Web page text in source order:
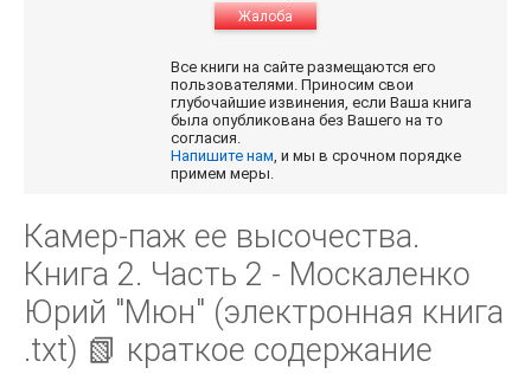
Жалоба
Все книги на сайте размещаются его
пользователями. Приносим свои
глубочайшие извинения, если Ваша книга
была опубликована без Вашего на то
согласия.
Напишите нам, и мы в срочном порядке
примем меры.
Камер-паж ее высочества.
Книга 2. Часть 2 - Москаленко
Юрий "Мюн" (электронная книга
.txt) 📗 краткое содержание